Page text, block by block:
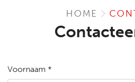
HOME
Voornaam *